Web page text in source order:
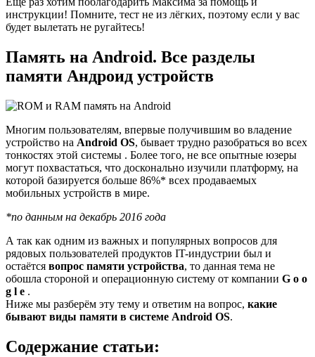
инструкции! Помните, тест не из лёгких, поэтому если у вас
будет вылетать не ругайтесь!
Память на Android. Все разделы
памяти Андроид устройств
Многим пользователям, впервые получившим во владение
устройство на Android OS, бывает трудно разобраться во всех
тонкостях этой системы . Более того, не все опытные юзеры
могут похвастаться, что досконально изучили платформу, на
которой базируется больше 86%* всех продаваемых
мобильных устройств в мире.
*по данным на декабрь 2016 года
А так как одним из важных и популярных вопросов для
рядовых пользователей продуктов IT-индустрии был и
остаётся вопрос памяти устройства, то данная тема не
обошла стороной и операционную систему от компании G o o
g l e .
Ниже мы разберём эту тему и ответим на вопрос, какие
бывают виды памяти в системе Android OS.
Содержание статьи: